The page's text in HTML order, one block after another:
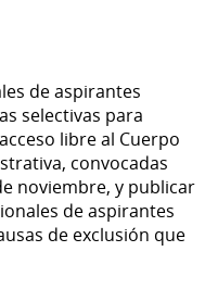
de aspirantes
selectivas para
libre al Cuerpo
convocadas
noviembre, y publicar
de aspirantes
de exclusión que